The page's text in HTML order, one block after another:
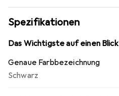
Spezifikationen
Das Wichtigste auf einen Blick
Genaue Farbbezeichnung
Schwarz